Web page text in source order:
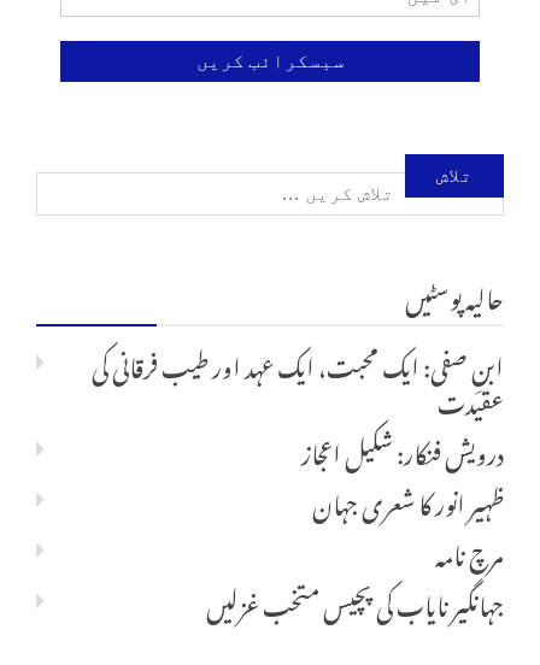
تلاش
برائے:
حالیہ پوسٹیں
ابنِ صفی: ایک محبت، ایک عہد اور طیب فرقانی کی
عقیدت
درویش فنکار: شکیل اعجاز
ظہیر انور کا شعری جہان
مرچ نامہ
جہانگیر نایاب کی پچیس متخب غزلیں